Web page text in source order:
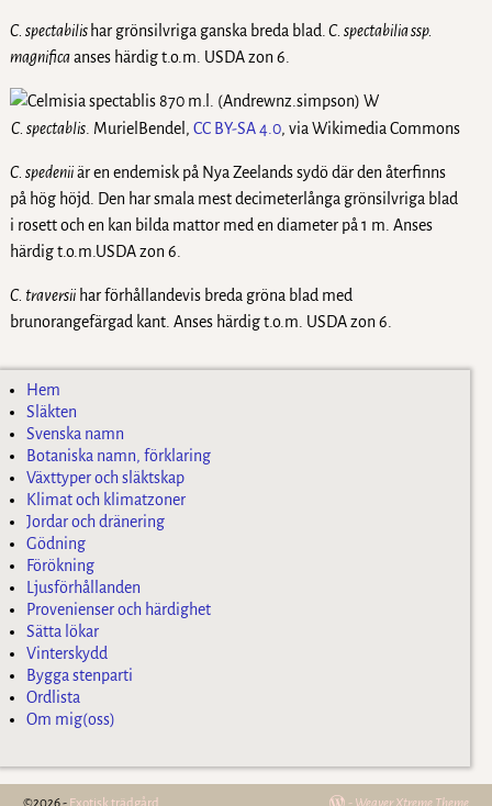
C. spectabilis har grönsilvriga ganska breda blad. C. spectabilia ssp.
magnificaanses härdig t.o.m. USDA zon 6.
C. spectablis. MurielBendel, CC BY-SA 4.0, via Wikimedia Commons
C. spedeniiär en endemisk på Nya Zeelands sydö där den återfinns
på hög höjd. Den har smala mest decimeterlånga grönsilvriga blad
i rosett och en kan bilda mattor med en diameter på 1 m. Anses
härdig t.o.m.USDA zon 6.
C. traversiihar förhållandevis breda gröna blad med
brunorangefärgad kant. Anses härdig t.o.m. USDA zon 6.
Hem
Släkten
Svenska namn
Botaniska namn, förklaring
Växttyper och släktskap
Klimat och klimatzoner
Jordar och dränering
Gödning
Förökning
Ljusförhållanden
Provenienser och härdighet
Sätta lökar
Vinterskydd
Bygga stenparti
Ordlista
Om mig(oss)